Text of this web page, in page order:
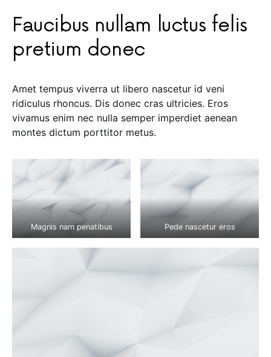
Faucibus nullam luctus felis
pretium donec
Amet tempus viverra ut libero nascetur id veni
ridiculus rhoncus. Dis donec cras ultricies. Eros
vivamus enim nec nulla semper imperdiet aenean
montes dictum porttitor metus.
Magnis nam penatibus Pede nascetur eros